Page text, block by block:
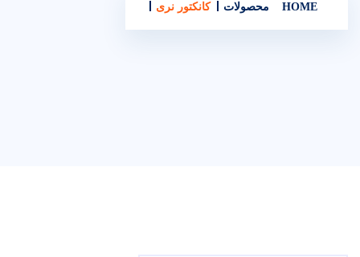
HOME محصولات کانکتور نری